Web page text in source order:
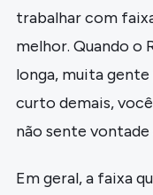
trabalhar com
melhor. Quando o
longa, muita gente
curto demais,
não sente
Em geral, a faixa